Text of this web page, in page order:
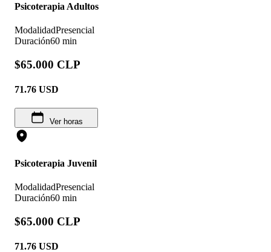
Psicoterapia Adultos
ModalidadPresencial
Duración60 min
$65.000 CLP
71.76 USD
Ver horas
Psicoterapia Juvenil
ModalidadPresencial
Duración60 min
$65.000 CLP
71.76 USD